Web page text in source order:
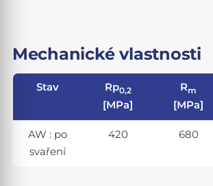
Mechanické vlastnosti
Stav Rp0,2
[MPa]
Rm
[MPa]
AW : po
svaření
420 680